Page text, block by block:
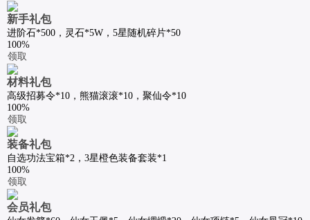
新手礼包
进阶石*500，灵石*5W，5星随机碎片*50
100%
领取
材料礼包
高级招募令*10，熊猫滚滚*10，聚仙令*10
100%
领取
装备礼包
自选功法宝箱*2，3星橙色装备套装*1
100%
领取
会员礼包